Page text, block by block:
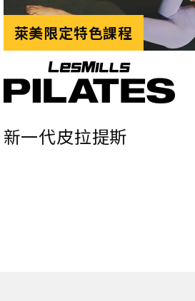
萊美限定特色課程
新一代皮拉提斯